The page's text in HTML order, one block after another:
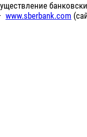
www.sberbank.com